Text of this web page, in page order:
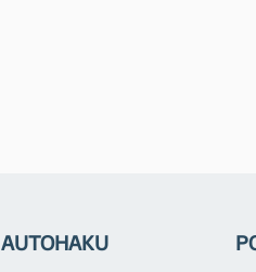
AUTOHAKU